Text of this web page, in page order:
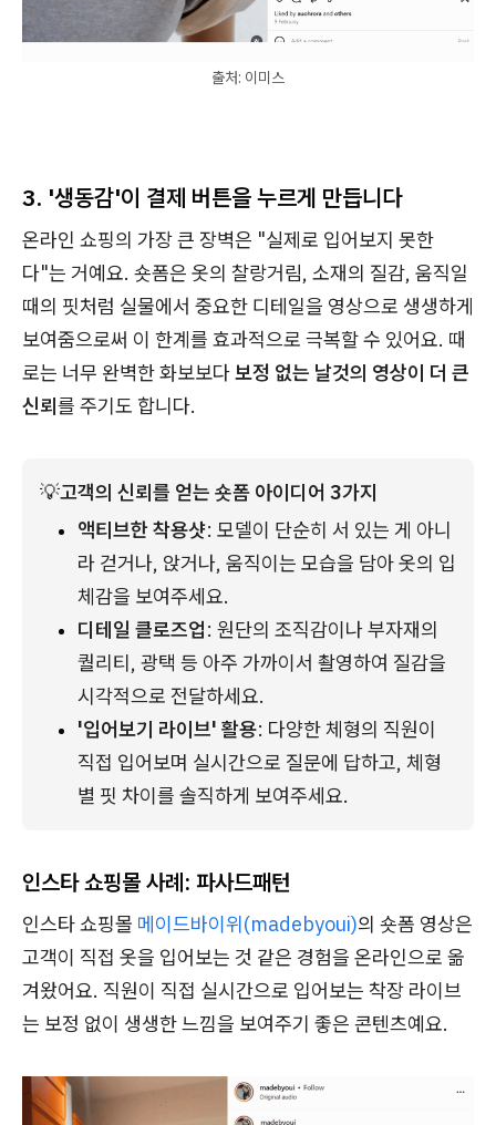
출처: 이미스
3. '생동감'이 결제 버튼을 누르게 만듭니다
온라인 쇼핑의 가장 큰 장벽은 "실제로 입어보지 못한
다"는 거예요. 숏폼은 옷의 찰랑거림, 소재의 질감, 움직일
때의 핏처럼 실물에서 중요한 디테일을 영상으로 생생하게
보여줌으로써 이 한계를 효과적으로 극복할 수 있어요. 때
로는 너무 완벽한 화보보다보정 없는 날것의 영상이 더 큰
신뢰를 주기도 합니다.
💡고객의 신뢰를 얻는 숏폼 아이디어 3가지
액티브한 착용샷: 모델이 단순히 서 있는 게 아니
라 걷거나, 앉거나, 움직이는 모습을 담아 옷의 입
체감을 보여주세요.
디테일 클로즈업: 원단의 조직감이나 부자재의
퀄리티, 광택 등 아주 가까이서 촬영하여 질감을
시각적으로 전달하세요.
'입어보기 라이브' 활용: 다양한 체형의 직원이
직접 입어보며 실시간으로 질문에 답하고, 체형
별 핏 차이를 솔직하게 보여주세요.
인스타 쇼핑몰 사례: 파사드패턴
인스타 쇼핑몰 메이드바이위(madebyoui)의 숏폼 영상은
고객이 직접 옷을 입어보는 것 같은 경험을 온라인으로 옮
겨왔어요. 직원이 직접 실시간으로 입어보는 착장 라이브
는 보정 없이 생생한 느낌을 보여주기 좋은 콘텐츠예요.